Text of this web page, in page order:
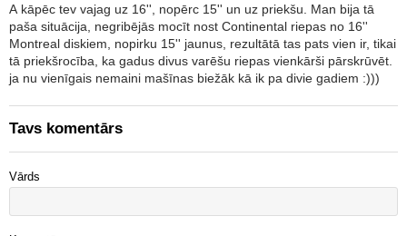
A kāpēc tev vajag uz 16'', nopērc 15'' un uz priekšu. Man bija tā
paša situācija, negribējās mocīt nost Continental riepas no 16''
Montreal diskiem, nopirku 15'' jaunus, rezultātā tas pats vien ir, tikai
tā priekšrocība, ka gadus divus varēšu riepas vienkārši pārskrūvēt.
ja nu vienīgais nemaini mašīnas biežāk kā ik pa divie gadiem :)))
Tavs komentārs
Vārds